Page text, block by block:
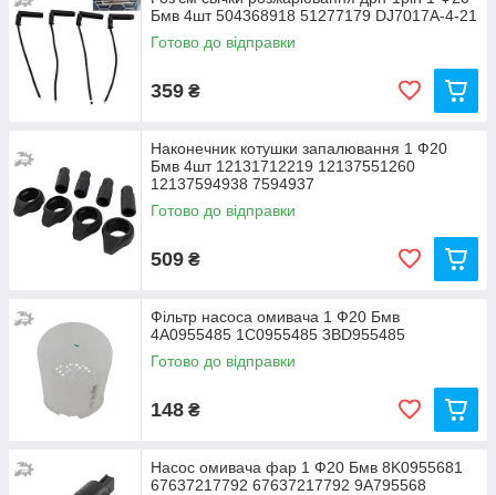
Бмв 4шт 504368918 51277179 DJ7017A-4-21
Готово до відправки
359 ₴
Наконечник котушки запалювання 1 Ф20
Бмв 4шт 12131712219 12137551260
12137594938 7594937
Готово до відправки
509 ₴
Фільтр насоса омивача 1 Ф20 Бмв
4A0955485 1C0955485 3BD955485
Готово до відправки
148 ₴
Насос омивача фар 1 Ф20 Бмв 8K0955681
67637217792 67637217792 9A795568